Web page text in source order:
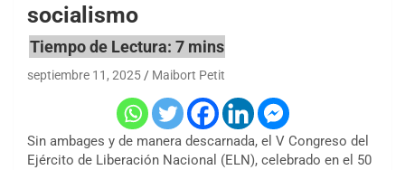
socialismo
septiembre 11, 2025 Maibort Petit
Sin ambages y de manera descarnada, el V Congreso del
Ejército de Liberación Nacional (ELN), celebrado en el 50